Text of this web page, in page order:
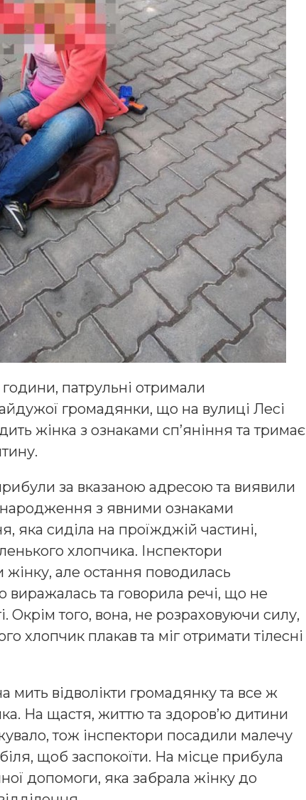
години, патрульні отримали
громадянки, що на вулиці Лесі
жінка з ознаками сп’яніння та тримає
за вказаною адресою та виявили
з явними ознаками
яка сиділа на проїжджій частині,
хлопчика. Інспектори
жінку, але остання поводилась
виражалась та говорила речі, що не
Окрім того, вона, не розраховуючи силу,
хлопчик плакав та міг отримати тілесні
мить відволікти громадянку та все ж
На щастя, життю та здоров’ю дитини
тож інспектори посадили малечу
щоб заспокоїти. На місце прибула
допомоги, яка забрала жінку до